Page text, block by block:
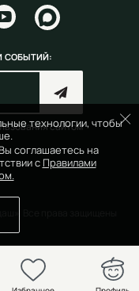
технологии, чтобы
соглашаетесь на
с Правилами
СОБЫТИЙ:
сайтом
Все права защищены